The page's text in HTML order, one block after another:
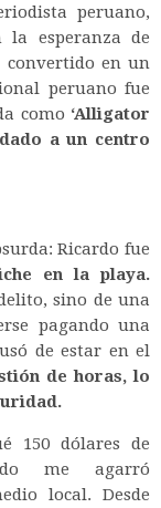
peruano,
la esperanza de
convertido en un
peruano fue
como ‘Alligator
a un centro
Ricardo fue
en la playa.
sino de una
pagando una
de estar en el
de horas, lo
150 dólares de
me agarró
local. Desde